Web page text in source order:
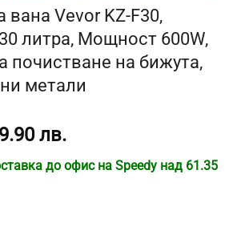
вана Vevor KZ-F30,
литра, Мощност 600W,
почистване на бижута,
метали
лв.
до офис на Speedy над 61.35